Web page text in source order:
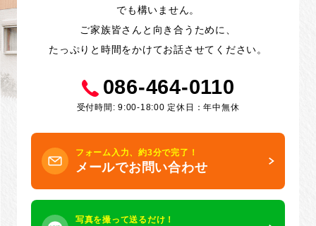
でも構いません。
ご家族皆さんと向き合うために、
たっぷりと時間をかけてお話させてください。
086-464-0110
受付時間: 9:00-18:00 定休日：年中無休
フォーム入力、約3分で完了！
メールでお問い合わせ
写真を撮って送るだけ！